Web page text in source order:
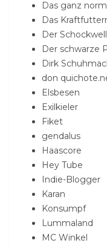
Das ganz
Das
Der
Der schwarze
Dirk
don
Elsbesen
Exilkieler
Fiket
gendalus
Haascore
Hey Tube
Indie-Blogger
Karan
Konsumpf
Lummaland
MC Winkel